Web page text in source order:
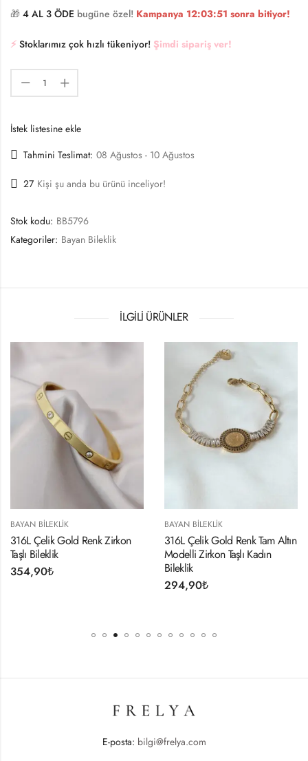
🎁 4 AL 3 ÖDE bugüne özel! Kampanya 12:03:51 sonra bitiyor!
⚡️ Stoklarımız çok hızlı tükeniyor! Şimdi sipariş ver!
İstek listesine ekle
Tahmini Teslimat: 08 Ağustos - 10 Ağustos
27 Kişi şu anda bu ürünü inceliyor!
Stok kodu: BB5796
Kategoriler: Bayan Bileklik
İLGILI ÜRÜNLER
Renk Zirkon
316L Çelik Gold Renk Tam Altın
Modelli Zirkon Taşlı Kadın
Gold Renk
Zirkon Taş
E-posta: bilgi@frelya.com